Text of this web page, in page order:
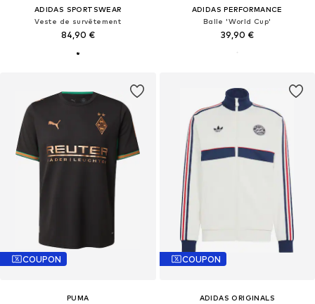
ADIDAS SPORTSWEAR
Veste de survêtement
84,90 €
ADIDAS PERFORMANCE
Balle 'World Cup'
39,90 €
COUPON
PUMA
COUPON
ADIDAS ORIGINALS